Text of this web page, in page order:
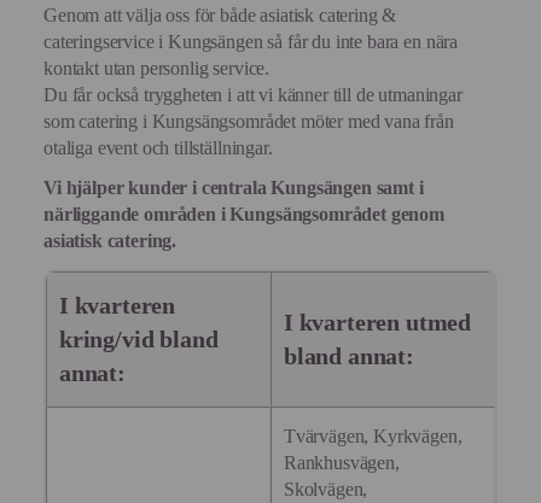
Genom att välja oss för både asiatisk catering &
cateringservice i Kungsängen så får du inte bara en nära
kontakt utan personlig service.
Du får också tryggheten i att vi känner till de utmaningar
som catering i Kungsängsområdet möter med vana från
otaliga event och tillställningar.
Vi hjälper kunder i centralaKungsängen samt i
närliggande områden iKungsängsområdet genom
asiatisk catering.
I kvarteren
kring/vid bland
annat:
I kvarteren utmed
bland annat:
Tvärvägen, Kyrkvägen,
Rankhusvägen,
Skolvägen,